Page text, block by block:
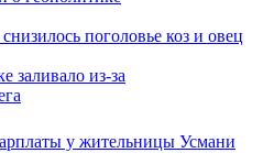
поголовье коз и овец
заливало из-за
у жительницы Усмани